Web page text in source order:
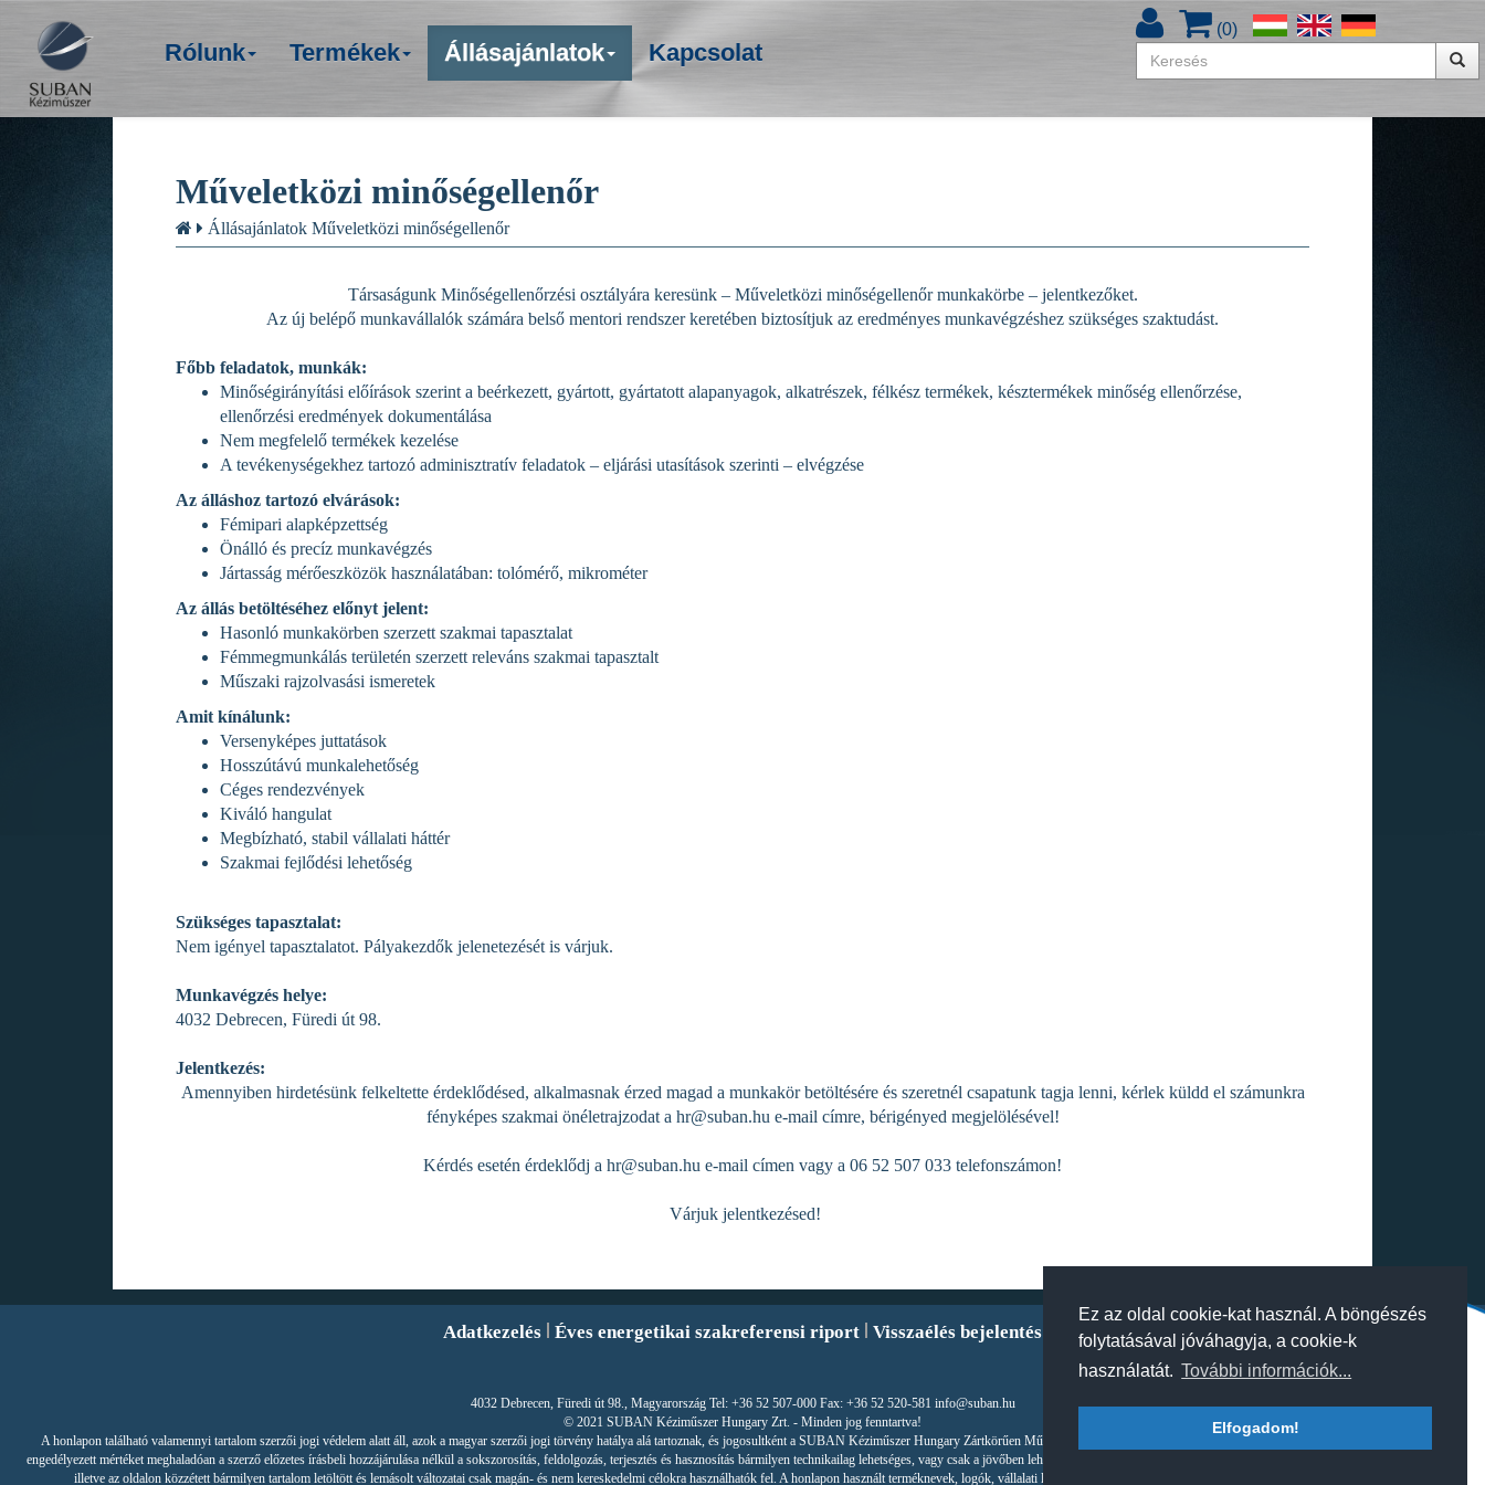
Ez az oldal cookie-kat használ. A böngészés
folytatásával jóváhagyja, a cookie-k
használatát. További információk...
Elfogadom!
Rólunk Termékek Állásajánlatok Kapcsolat
(0)
Műveletközi minőségellenőr
Állásajánlatok Műveletközi minőségellenőr
Társaságunk Minőségellenőrzési osztályára keresünk – Műveletközi minőségellenőr munkakörbe – jelentkezőket.
Az új belépő munkavállalók számára belső mentori rendszer keretében biztosítjuk az eredményes munkavégzéshez szükséges szaktudást.
Főbb feladatok, munkák:
Minőségirányítási előírások szerint a beérkezett, gyártott, gyártatott alapanyagok, alkatrészek, félkész termékek, késztermékek minőség ellenőrzése,
ellenőrzési eredmények dokumentálása
Nem megfelelő termékek kezelése
A tevékenységekhez tartozó adminisztratív feladatok – eljárási utasítások szerinti – elvégzése
Az álláshoz tartozó elvárások:
Fémipari alapképzettség
Önálló és precíz munkavégzés
Jártasság mérőeszközök használatában: tolómérő, mikrométer
Az állás betöltéséhez előnyt jelent:
Hasonló munkakörben szerzett szakmai tapasztalat
Fémmegmunkálás területén szerzett releváns szakmai tapasztalt
Műszaki rajzolvasási ismeretek
Amit kínálunk:
Versenyképes juttatások
Hosszútávú munkalehetőség
Céges rendezvények
Kiváló hangulat
Megbízható, stabil vállalati háttér
Szakmai fejlődési lehetőség
Szükséges tapasztalat:
Nem igényel tapasztalatot. Pályakezdők jelenetezését is várjuk.
Munkavégzés helye:
4032 Debrecen, Füredi út 98.
Jelentkezés:
Amennyiben hirdetésünk felkeltette érdeklődésed, alkalmasnak érzed magad a munkakör betöltésére és szeretnél csapatunk tagja lenni, kérlek küldd el számunkra
fényképes szakmai önéletrajzodat a hr@suban.hu e-mail címre, bérigényed megjelölésével!
Kérdés esetén érdeklődj a hr@suban.hu e-mail címen vagy a 06 52 507 033 telefonszámon!
Várjuk jelentkezésed!
Adatkezelés Éves energetikai szakreferensi riport Visszaélés bejelentés
4032 Debrecen, Füredi út 98., Magyarország Tel: +36 52 507-000 Fax: +36 52 520-581 info@suban.hu
© 2021 SUBAN Kéziműszer Hungary Zrt. - Minden jog fenntartva!
A honlapon található valamennyi tartalom szerzői jogi védelem alatt áll, azok a magyar szerzői jogi törvény hatálya alá tartoznak, és jogosultként a SUBAN Kéziműszer Hungary Zártkörűen Működő Részvénytársaságot illetik. A szerzői jogra vonatkozó jogszabályok által
engedélyezett mértéket meghaladóan a szerző előzetes írásbeli hozzájárulása nélkül a sokszorosítás, feldolgozás, terjesztés és hasznosítás bármilyen technikailag lehetséges, vagy csak a jövőben lehetségessé váló módja akár díj ellenében, akár díjmentes formában tilos. Az oldal,
illetve az oldalon közzétett bármilyen tartalom letöltött és lemásolt változatai csak magán- és nem kereskedelmi célokra használhatók fel. A honlapon használt terméknevek, logók, vállalati logók, képek, termékleírások a törvény erejénél fogva másolásvédettek.